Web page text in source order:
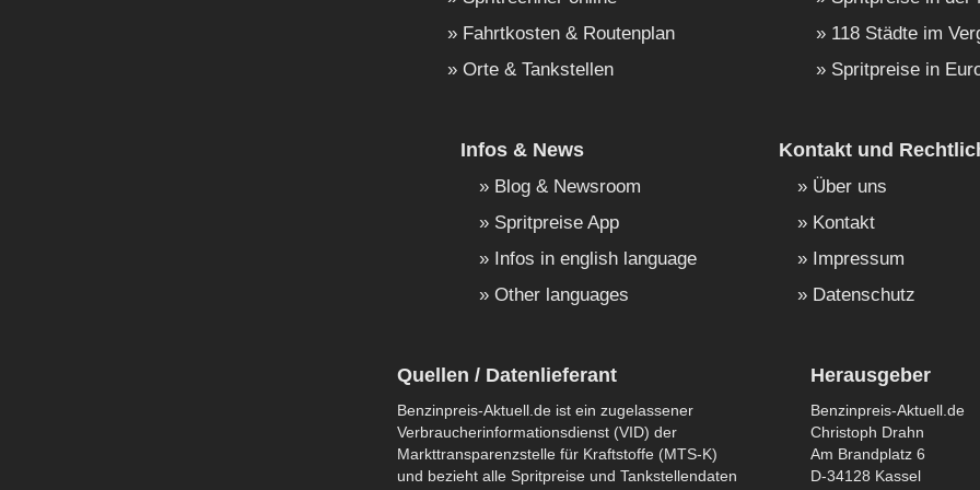
Fahrtkosten & Routenplan
Orte & Tankstellen
118 Städte im
Spritpreise in
Infos & News
Blog & Newsroom
Spritpreise App
Infos in english language
Other languages
Kontakt und
Über uns
Kontakt
Impressum
Datenschutz
Quellen / Datenlieferant
Benzinpreis-Aktuell.de ist ein zugelassener
Verbraucherinformationsdienst (VID) der
Markttransparenzstelle für Kraftstoffe (MTS-K)
und bezieht alle Spritpreise und Tankstellendaten
Herausgeber
Benzinpreis-Aktuell.de
Christoph Drahn
Am Brandplatz 6
D-34128 Kassel